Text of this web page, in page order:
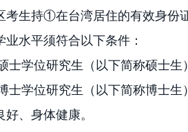
考生持①在台湾居住的有效身份
业水平须符合以下条件：
士学位研究生（以下简称硕士生
士学位研究生（以下简称博士
好、身体健康。